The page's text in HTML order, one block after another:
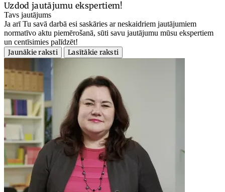
Uzdod jautājumu ekspertiem!
Tavs jautājums
Ja arī Tu savā darbā esi saskāries ar neskaidriem jautājumiem
normatīvo aktu piemērošanā, sūti savu jautājumu mūsu ekspertiem
un centīsimies palīdzēt!
Jaunākie raksti
Lasītākie raksti